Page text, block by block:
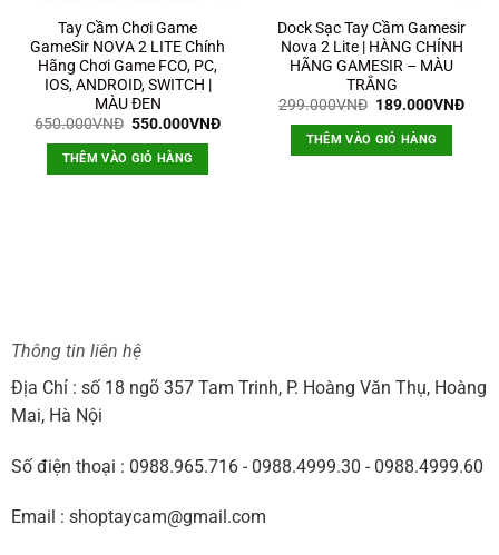
Tay Cầm Chơi Game
GameSir NOVA 2 LITE Chính
Hãng Chơi Game FCO, PC,
IOS, ANDROID, SWITCH |
MÀU ĐEN
650.000VNĐ Giá
là:
650.000VNĐ.
550.000VNĐGiá
THÊM VÀO GIỎ HÀNG
Dock Sạc Tay Cầm Gamesir
Nova 2 Lite | HÀNG CHÍNH
HÃNG GAMESIR – MÀU
TRẮNG
299.000VNĐ Giá
là:
299.000VNĐ.
189.000VNĐGiá
THÊM VÀO GIỎ HÀNG
Thông tin liên hệ
Địa Chỉ : số 18 ngõ 357 Tam Trinh, P. Hoàng Văn Thụ, Hoàng
Mai, Hà Nội
Số điện thoại : 0988.965.716 - 0988.4999.30 - 0988.4999.60
Email : shoptaycam@gmail.com